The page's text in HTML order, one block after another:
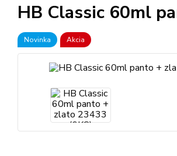
HB Classic 60ml
Novinka Akcia